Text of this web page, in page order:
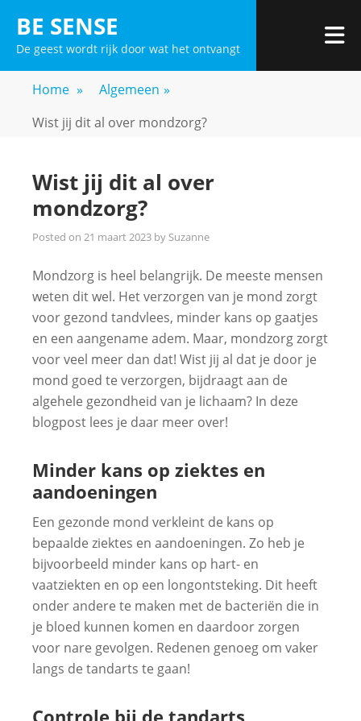
content
BE SENSE
De geest wordt rijk door wat het ontvangt
Home » Algemeen »
Wist jij dit al over mondzorg?
Wist jij dit al over
mondzorg?
Posted on 21 maart 2023 by Suzanne
Mondzorg is heel belangrijk. De meeste mensen
weten dit wel. Het verzorgen van je mond zorgt
voor gezond tandvlees, minder kans op gaatjes
en een aangename adem. Maar, mondzorg zorgt
voor veel meer dan dat! Wist jij al dat je door je
mond goed te verzorgen, bijdraagt aan de
algehele gezondheid van je lichaam? In deze
blogpost lees je daar meer over!
Minder kans op ziektes en
aandoeningen
Een gezonde mond verkleint de kans op
bepaalde ziektes en aandoeningen. Zo heb je
bijvoorbeeld minder kans op hart- en
vaatziekten en op een longontsteking. Dit heeft
onder andere te maken met de bacteriën die in
je bloed kunnen komen en daardoor zorgen
voor nare gevolgen. Redenen genoeg om vaker
langs de tandarts te gaan!
Controle bij de tandarts